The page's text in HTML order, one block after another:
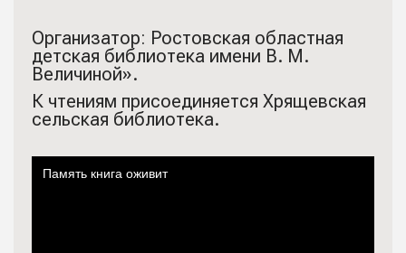
Организатор: Ростовская областная
детская библиотека имени В. М.
Величиной».
К чтениям присоединяется Хрящевская
сельская библиотека.